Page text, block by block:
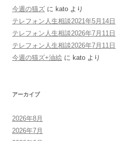
今週の猫ズ に kato より
テレフォン人生相談2021年5月14日
テレフォン人生相談2026年7月11日
テレフォン人生相談2026年7月11日
今週の猫ズ+油絵 に kato より
アーカイブ
2026年8月
2026年7月